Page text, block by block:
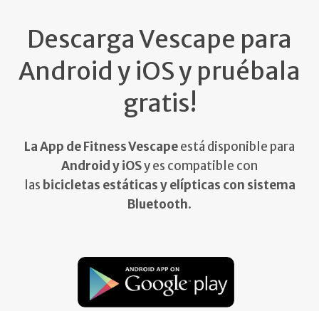
Descarga Vescape para
Android y iOS y pruébala
gratis!
La App de Fitness Vescapeestá disponible para
Android y iOSy es compatible con
las bicicletas estáticas y elípticas con sistema
Bluetooth.